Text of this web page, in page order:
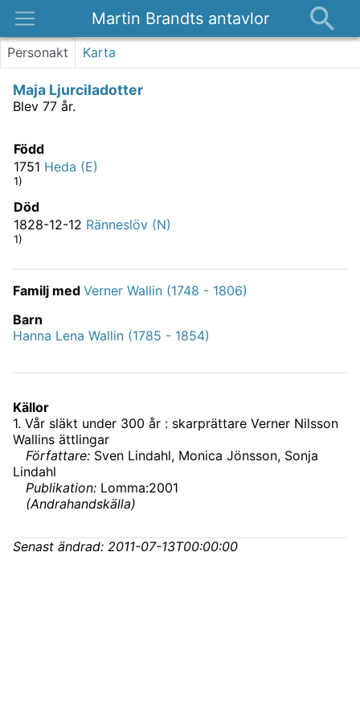
Martin Brandts antavlor
Platser
Om
Personakt Karta
Maja Ljurciladotter
Blev 77 år.
Född
1751 Heda (E)
1)
Död
1828-12-12 Ränneslöv (N)
1)
Familj med Verner Wallin (1748 - 1806)
Barn
Hanna Lena Wallin (1785 - 1854)
Källor
1. Vår släkt under 300 år : skarprättare Verner Nilsson
Wallins ättlingar
Författare: Sven Lindahl, Monica Jönsson, Sonja
Lindahl
Publikation: Lomma:2001
(Andrahandskälla)
Senast ändrad: 2011-07-13T00:00:00